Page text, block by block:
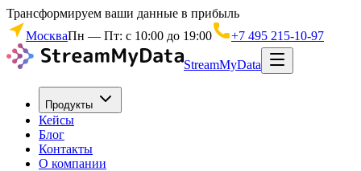
Трансформируем ваши данные в прибыль
МоскваПн — Пт: с 10:00 до 19:00 +7 495 215-10-97
StreamMyData
Продукты
Кейсы
Блог
Контакты
О компании